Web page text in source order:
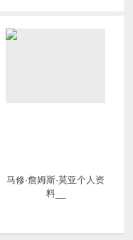
马修·詹姆斯·莫亚个人资
料__